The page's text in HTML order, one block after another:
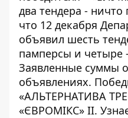
два тендера -
что 12 декабря
объявил шесть
памперсы и четыре
Заявленные суммы
объявлениях.
«АЛЬТЕРНАТИВА
«ЄВРОМІКС» ІІ.